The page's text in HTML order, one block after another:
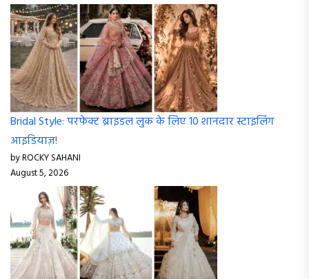
Bridal Style: परफेक्ट ब्राइडल लुक के लिए 10 शानदार स्टाइलिंग
आइडियाज़!
by ROCKY SAHANI
August 5, 2026